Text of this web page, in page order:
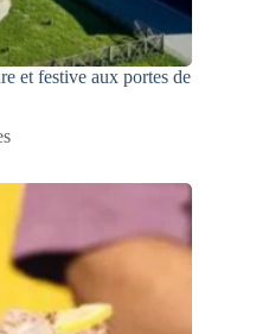
et festive aux portes de